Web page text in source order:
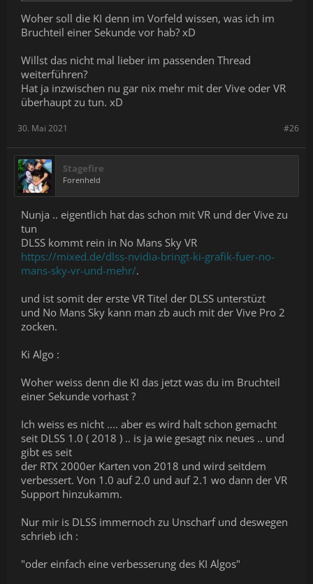
Woher soll die KI denn im Vorfeld wissen, was ich im
Bruchteil einer Sekunde vor hab? xD
Willst das nicht mal lieber im passenden Thread
weiterführen?
Hat ja inzwischen nu gar nix mehr mit der Vive oder VR
überhaupt zu tun. xD
#26
30. Mai 2021
Stagefire
Forenheld
Nunja .. eigentlich hat das schon mit VR und der Vive zu
tun
DLSS kommt rein in No Mans Sky VR
https://mixed.de/dlss-nvidia-bringt-ki-grafik-fuer-no-
mans-sky-vr-und-mehr/.
und ist somit der erste VR Titel der DLSS unterstüzt
und No Mans Sky kann man zb auch mit der Vive Pro 2
zocken.
Ki Algo :
Woher weiss denn die KI das jetzt was du im Bruchteil
einer Sekunde vorhast ?
Ich weiss es nicht .... aber es wird halt schon gemacht
seit DLSS 1.0 ( 2018 ) .. is ja wie gesagt nix neues .. und
gibt es seit
der RTX 2000er Karten von 2018 und wird seitdem
verbessert. Von 1.0 auf 2.0 und auf 2.1 wo dann der VR
Support hinzukamm.
Nur mir is DLSS immernoch zu Unscharf und deswegen
schrieb ich :
"oder einfach eine verbesserung des KI Algos"